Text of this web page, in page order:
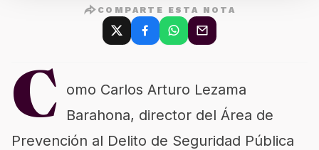
COMPARTE ESTA NOTA
C omo Carlos Arturo Lezama
Barahona, director del Área de
Prevención al Delito de Seguridad Pública